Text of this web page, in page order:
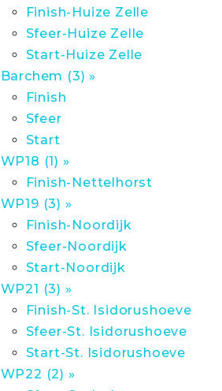
Finish-Huize Zelle
Sfeer-Huize Zelle
Start-Huize Zelle
Barchem (3) »
Finish
Sfeer
Start
WP18 (1) »
Finish-Nettelhorst
WP19 (3) »
Finish-Noordijk
Sfeer-Noordijk
Start-Noordijk
WP21 (3) »
Finish-St. Isidorushoeve
Sfeer-St. Isidorushoeve
Start-St. Isidorushoeve
WP22 (2) »